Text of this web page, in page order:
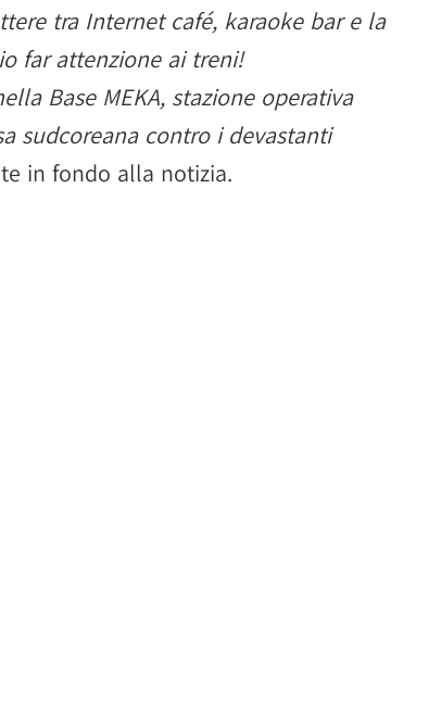
tra Internet café, karaoke bar e la
far attenzione ai treni!
Base MEKA, stazione operativa
sudcoreana contro i devastanti
in fondo alla notizia.